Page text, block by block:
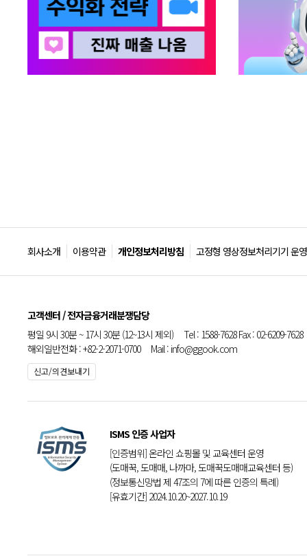
회사소개 이용약관 개인정보처리방침 고정형 영상정보처리기기 운
고객센터 / 전자금융거래분쟁담당
평일 9시 30분 ~ 17시 30분 (12~13시 제외) Tel : 1588-7628 Fax : 02-6209-7628
해외일반전화 : +82-2-2071-0700 Mail : info@ggook.com
신고/의견보내기
ISMS 인증 사업자
[인증범위] 온라인 쇼핑몰 및 교육센터 운영
(도매꾹, 도매매, 나까마, 도매꾹도매매교육센터 등)
(정보통신망법 제 47조의 7에 따른 인증의 특례)
[유효기간] 2024.10.20~2027.10.19